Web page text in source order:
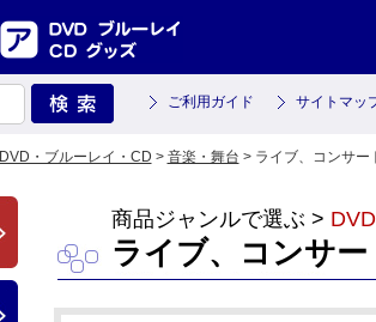
ご利用ガイド サイトマッ
DVD・ブルーレイ・CD > 音楽・舞台 > ライブ、コンサー
商品ジャンルで選ぶ >
ライブ、コンサー